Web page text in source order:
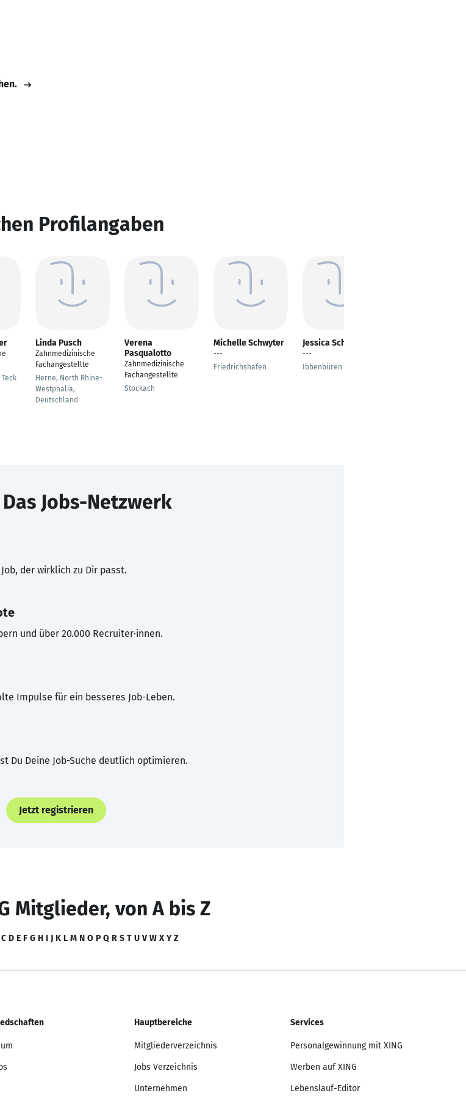
Profilangaben
Linda Pusch
Zahnmedizinische
Fachangestellte
Herne, North Rhine-
Westphalia,
Deutschland
Verena
Pasqualotto
Zahnmedizinische
Fachangestellte
Stockach
Michelle Schwyter
---
Friedrichshafen
Jessica Schenk
---
Ibbenbüren
Das Jobs-Netzwerk
der wirklich zu Dir passt.
und über 20.000 Recruiter·innen.
Impulse für ein besseres Job-Leben.
Du Deine Job-Suche deutlich optimieren.
Jetzt registrieren
Mitglieder, von A bis Z
C D E F G H I J K L M N O P Q R S T U V W X Y Z
Hauptbereiche
Mitgliederverzeichnis
Jobs Verzeichnis
Unternehmen
Services
Personalgewinnung mit XING
Werben auf XING
Lebenslauf-Editor